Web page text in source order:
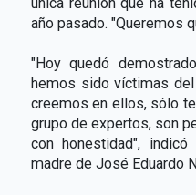
año pasado. "Queremos
"Hoy quedó
hemos sido víctimas
creemos en ellos, sólo
grupo de expertos, son
con honestidad",
madre de José Eduardo